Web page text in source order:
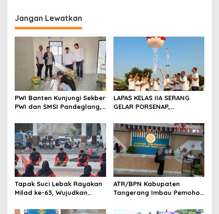
a
s
s
Jangan Lewatkan
PWI Banten Kunjungi Sekber
PWI dan SMSI Pandeglang,
Konferensi Organisasi
LAPAS KELAS IIA SERANG
GELAR PORSENAP,
DAN KEBERSAMAAN
Tapak Suci Lebak Rayakan
Milad ke-63, Wujudkan
Menuju Kancah Dunia
ATR/BPN Kabupaten
Tangerang Imbau Pemohon
Berkas Mandek